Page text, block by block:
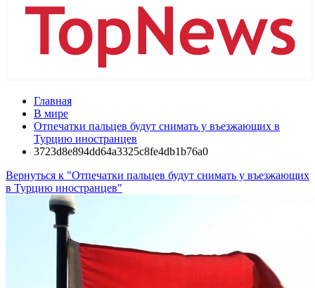
Главная
В мире
Отпечатки пальцев будут снимать у въезжающих в
Турцию иностранцев
3723d8e894dd64a3325c8fe4db1b76a0
Вернуться к "Отпечатки пальцев будут снимать у въезжающих
в Турцию иностранцев"